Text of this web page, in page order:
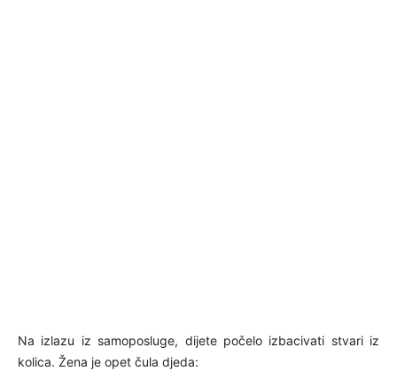
Na izlazu iz samoposluge, dijete počelo izbacivati stvari iz
kolica. Žena je opet čula djeda: